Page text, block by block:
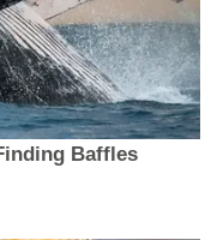
Baffles